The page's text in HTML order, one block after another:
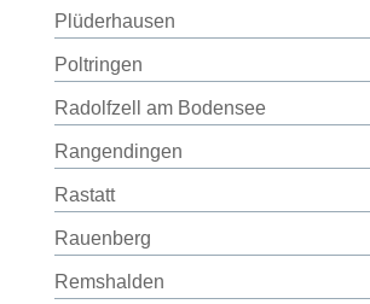
Plüderhausen
Poltringen
Radolfzell am Bodensee
Rangendingen
Rastatt
Rauenberg
Remshalden